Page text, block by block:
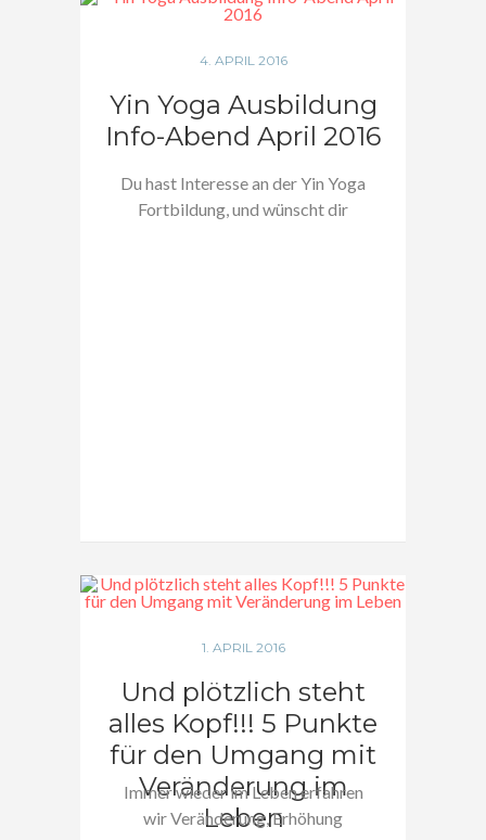
4. APRIL 2016
Yin Yoga Ausbildung
Info-Abend April 2016
Du hast Interesse an der Yin Yoga
Fortbildung, und wünscht dir
1. APRIL 2016
Und plötzlich steht
alles Kopf!!! 5 Punkte
für den Umgang mit
Veränderung im
Leben
Immer wieder im Leben erfahren
wir Veränderung, Erhöhung